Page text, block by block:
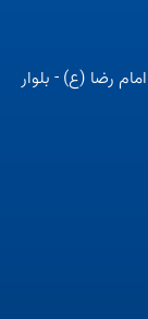
رضا (ع) - بلوار